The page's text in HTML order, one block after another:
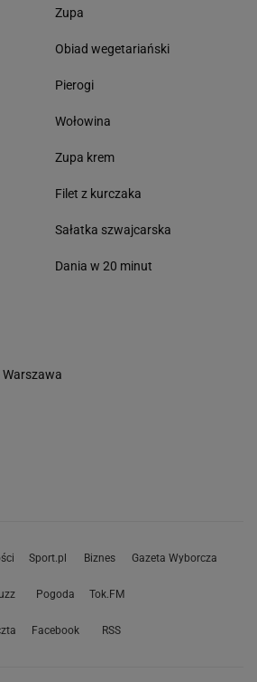
Zupa
Obiad wegetariański
Pierogi
Wołowina
Zupa krem
Filet z kurczaka
Sałatka szwajcarska
Dania w 20 minut
Sport.pl Biznes Gazeta Wyborcza
Pogoda Tok.FM
Facebook RSS